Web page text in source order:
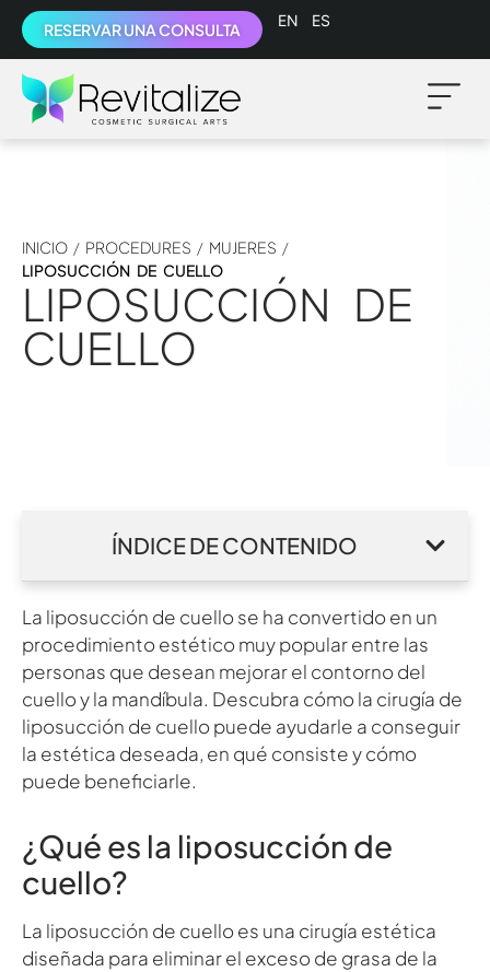
RESERVAR UNA CONSULTA EnglishEspañol
INICIO / PROCEDURES / MUJERES /
LIPOSUCCIÓN DE CUELLO
LIPOSUCCIÓN DE
CUELLO
La liposucción de cuello se ha convertido en un
procedimiento estético muy popular entre las
personas que desean mejorar el contorno del
cuello y la mandíbula. Descubra cómo la cirugía de
liposucción de cuello puede ayudarle a conseguir
la estética deseada, en qué consiste y cómo
puede beneficiarle.
¿Qué es la liposucción de
cuello?
La liposucción de cuello es una cirugía estética
diseñada para eliminar el exceso de grasa de la
ÍNDICE DE CONTENIDO